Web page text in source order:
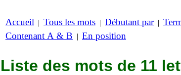
Accueil | Tous les mots | Débutant par|
Contenant A & B | En position
Liste des mots de 11